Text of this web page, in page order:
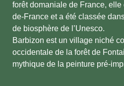
forêt domaniale de France, elle
de-France et a été classée
de biosphère de l’Unesco.
Barbizon est un village niché
occidentale de la forêt de
mythique de la peinture pré-